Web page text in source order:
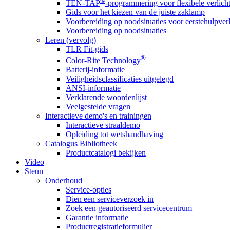
TEN-TAP -programmering voor flexibele
Gids voor het kiezen van de juiste zaklamp
Voorbereiding op noodsituaties voor
Voorbereiding op noodsituaties
Leren (vervolg)
TLR Fit-gids
Color-Rite Technology®
Batterij-informatie
Veiligheidsclassificaties uitgelegd
ANSI-informatie
Verklarende woordenlijst
Veelgestelde vragen
Interactieve demo's en trainingen
Interactieve straaldemo
Opleiding tot wetshandhaving
Catalogus Bibliotheek
Productcatalogi bekijken
Video
Steun
Onderhoud
Service-opties
Dien een serviceverzoek in
Zoek een geautoriseerd servicecentrum
Garantie informatie
Productregistratieformulier